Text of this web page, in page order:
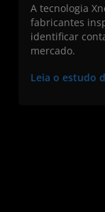
A tecnologia
fabricantes
identificar
mercado.
Leia o estudo